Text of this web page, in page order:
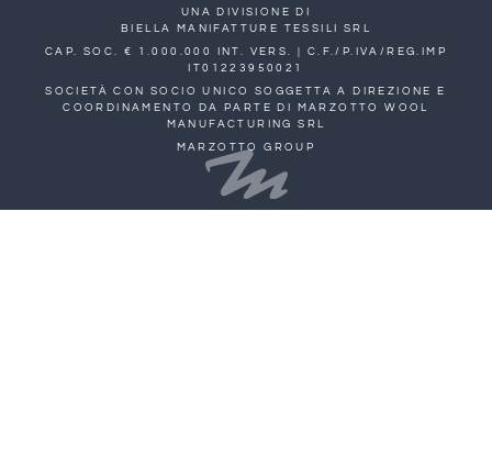
UNA DIVISIONE DI
BIELLA MANIFATTURE TESSILI SRL
CAP. SOC. € 1.000.000 INT. VERS. | C.F./P.IVA/REG.IMP
IT01223950021
SOCIETÀ CON SOCIO UNICO SOGGETTA A DIREZIONE E
COORDINAMENTO DA PARTE DI MARZOTTO WOOL
MANUFACTURING SRL
MARZOTTO GROUP